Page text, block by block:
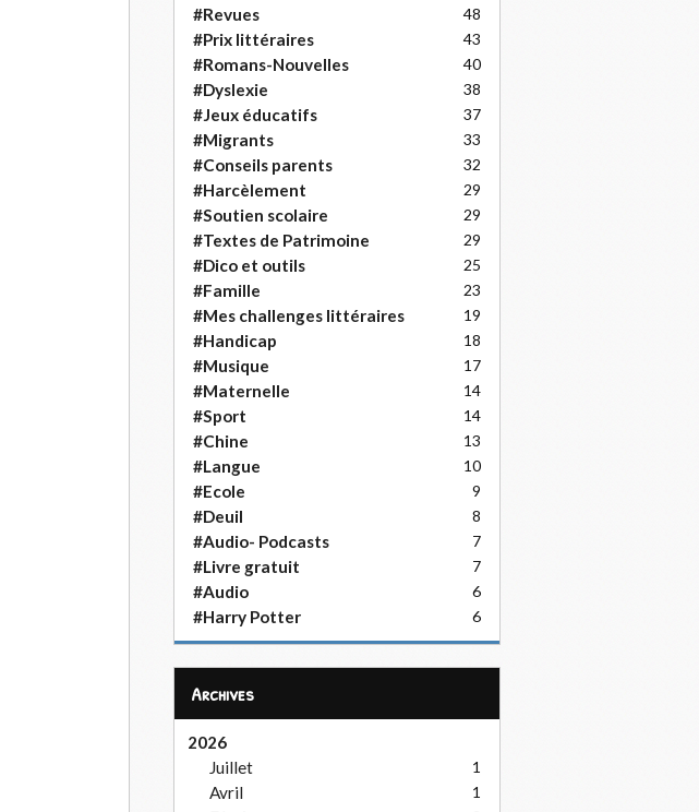
#Revues 48
#Prix littéraires 43
#Romans-Nouvelles 40
#Dyslexie 38
#Jeux éducatifs 37
#Migrants 33
#Conseils parents 32
#Harcèlement 29
#Soutien scolaire 29
#Textes de Patrimoine 29
#Dico et outils 25
#Famille 23
#Mes challenges littéraires 19
#Handicap 18
#Musique 17
#Maternelle 14
#Sport 14
#Chine 13
#Langue 10
#Ecole 9
#Deuil 8
#Audio- Podcasts 7
#Livre gratuit 7
#Audio 6
#Harry Potter 6
Archives
2026
Juillet
1
Avril 1